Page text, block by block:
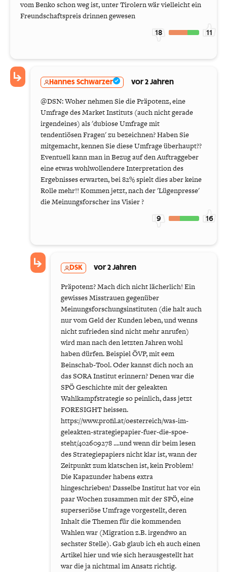
vom Benko schon weg ist, unter Tirolern wär vielleicht ein
Freundschaftspreis drinnen gewesen
18 11
Hannes Schwarzer vor 2 Jahren
@DSN: Woher nehmen Sie die Präpotenz, eine
Umfrage des Market Instituts (auch nicht gerade
irgendeines) als 'dubiose Umfrage mit
tendentiösen Fragen' zu bezeichnen? Haben Sie
mitgemacht, kennen Sie diese Umfrage überhaupt??
Eventuell kann man in Bezug auf den Auftraggeber
eine etwas wohlwollendere Interpretation des
Ergebnisses erwarten, bei 82% spielt dies aber keine
Rolle mehr!! Kommen jetzt, nach der 'Lügenpresse'
die Meinungsforscher ins Visier ?
9 16
DSK vor 2 Jahren
Präpotenz? Mach dich nicht lächerlich! Ein
gewisses Misstrauen gegenüber
Meinungsforschungsinstituten (die halt auch
nur vom Geld der Kunden leben, und wenns
nicht zufrieden sind nicht mehr anrufen)
wird man nach den letzten Jahren wohl
haben dürfen. Beispiel ÖVP, mit eem
Beinschab-Tool. Oder kannst dich noch an
das SORA Institut erinnern? Denen war die
SPÖ Geschichte mit der geleakten
Wahlkampfstrategie so peinlich, dass jetzt
FORESIGHT heissen.
https://www.profil.at/oesterreich/was-im-
geleakten-strategiepapier-fuer-die-spoe-
steht/402609278 ....und wenn dir beim lesen
des Strategiepapiers nicht klar ist, wann der
Zeitpunkt zum klatschen ist, kein Problem!
Die Kapazunder habens extra
hingeschrieben! Dasselbe Institut hat vor ein
paar Wochen zusammen mit der SPÖ, eine
superseriöse Umfrage vorgestellt, deren
Inhalt die Themen für die kommenden
Wahlen war (Migration z.B. irgendwo an
sechster Stelle). Gab glaub ich eh auch einen
Artikel hier und wie sich herausgestellt hat
war die ja nichtmal im Ansatz richtig.